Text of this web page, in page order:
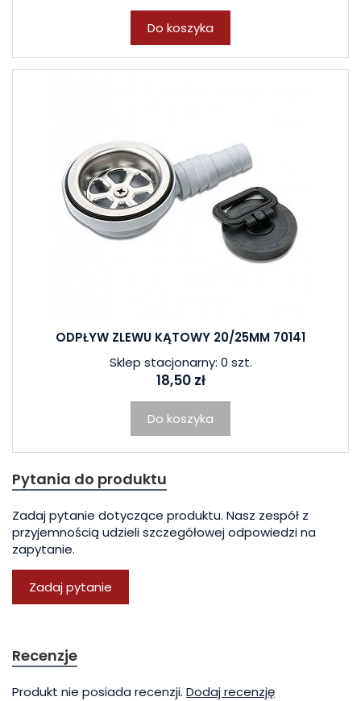
Do koszyka
ODPŁYW ZLEWU KĄTOWY 20/25MM 70141
Sklep stacjonarny: 0 szt.
18,50 zł
Do koszyka
Pytania do produktu
Zadaj pytanie dotyczące produktu. Nasz zespół z
przyjemnością udzieli szczegółowej odpowiedzi na
zapytanie.
Zadaj pytanie
Recenzje
Produkt nie posiada recenzji. Dodaj recenzję